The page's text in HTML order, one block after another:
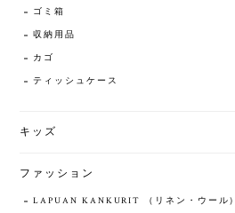
ゴミ箱
収納用品
カゴ
ティッシュケース
キッズ
ファッション
LAPUAN KANKURIT （リネン・ウール）